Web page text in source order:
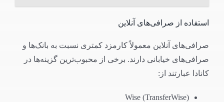
استفاده از صرافی‌های آنلاین
صرافی‌های آنلاین معمولاً کارمزد کمتری نسبت به بانک‌ها و
صرافی‌های خیابانی دارند. برخی از محبوب‌ترین گزینه‌ها در
کانادا عبارتند از:
Wise (TransferWise)